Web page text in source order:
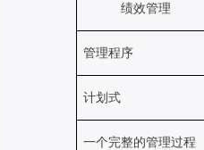
绩效管理
管理程序
计划式
一个完整的管理过程